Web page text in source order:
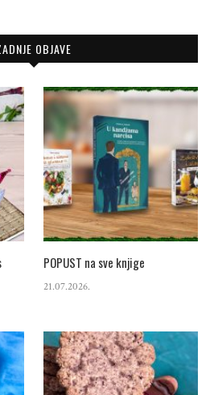
OBJAVE
POPUST na sve knjige
21.07.2026.